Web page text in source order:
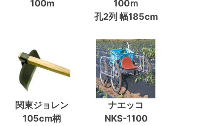
100m
100ｍ
孔2列 幅185cm
関東ジョレン
105cm柄
ナエッコ
NKS-1100